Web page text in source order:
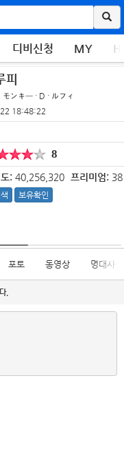
디비신청 MY
피
キー ・ D ・ ルフィ
18:48:22
8
: 40,256,320 프리미엄: 38
보유확인
포토 동영상 명대사
.